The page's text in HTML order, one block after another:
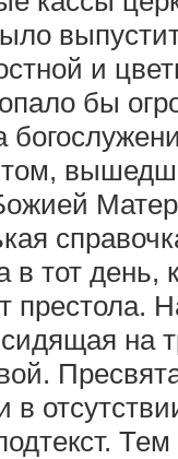
и
бы
том,
в тот день,
престола.
на
в